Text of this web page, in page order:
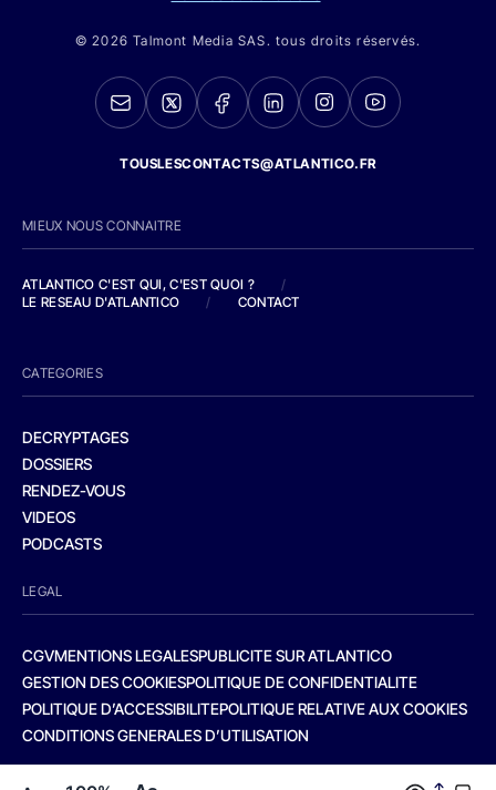
© 2026 Talmont Media SAS. tous droits réservés.
TOUSLESCONTACTS@ATLANTICO.FR
MIEUX NOUS CONNAITRE
ATLANTICO C'EST QUI, C'EST QUOI ?
/
LE RESEAU D'ATLANTICO
/ CONTACT
CATEGORIES
DECRYPTAGES
DOSSIERS
RENDEZ-VOUS
VIDEOS
PODCASTS
LEGAL
CGVMENTIONS LEGALESPUBLICITE SUR ATLANTICO
GESTION DES COOKIESPOLITIQUE DE CONFIDENTIALITE
POLITIQUE D’ACCESSIBILITEPOLITIQUE RELATIVE AUX COOKIES
CONDITIONS GENERALES D’UTILISATION